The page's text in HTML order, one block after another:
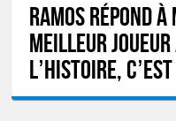
Ramos répond à
meilleur joueur
l’Histoire, c’est